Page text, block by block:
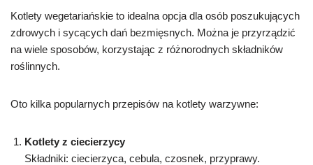
Kotlety wegetariańskie to idealna opcja dla osób poszukujących
zdrowych i sycących dań bezmięsnych. Można je przyrządzić
na wiele sposobów, korzystając z różnorodnych składników
roślinnych.
Oto kilka popularnych przepisów na kotlety warzywne:
Kotlety z ciecierzycy
Składniki: ciecierzyca, cebula, czosnek, przyprawy.